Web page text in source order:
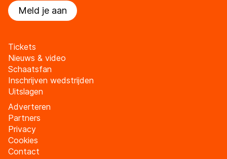
Meld je aan
Tickets
Nieuws & video
Schaatsfan
Inschrijven wedstrijden
Uitslagen
Adverteren
Partners
Privacy
Cookies
Contact